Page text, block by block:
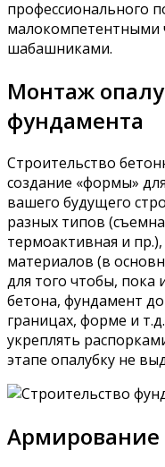
профессионального
малокомпетентными
шабашниками.
Монтаж
фундамента
Строительство
создание «формы»
вашего будущего
разных типов
термоактивная и
материалов (в
для того чтобы, пока
бетона, фундамент
границах, форме и
укреплять
этапе опалубку не